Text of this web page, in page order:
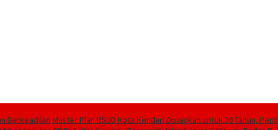
Berkeadilan Master Plan RSUD Kota Kendari Disiapkan untuk 30 Tahun,